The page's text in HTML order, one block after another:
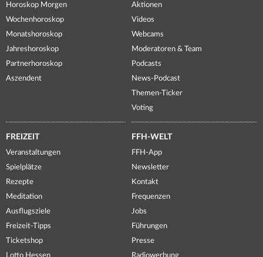
Horoskop Morgen
Wochenhoroskop
Monatshoroskop
Jahreshoroskop
Partnerhoroskop
Aszendent
Aktionen
Videos
Webcams
Moderatoren & Team
Podcasts
News-Podcast
Themen-Ticker
Voting
FREIZEIT
Veranstaltungen
Spielplätze
Rezepte
Meditation
Ausflugsziele
Freizeit-Tipps
Ticketshop
Lotto Hessen
FFH-WELT
FFH-App
Newsletter
Kontakt
Frequenzen
Jobs
Führungen
Presse
Radiowerbung